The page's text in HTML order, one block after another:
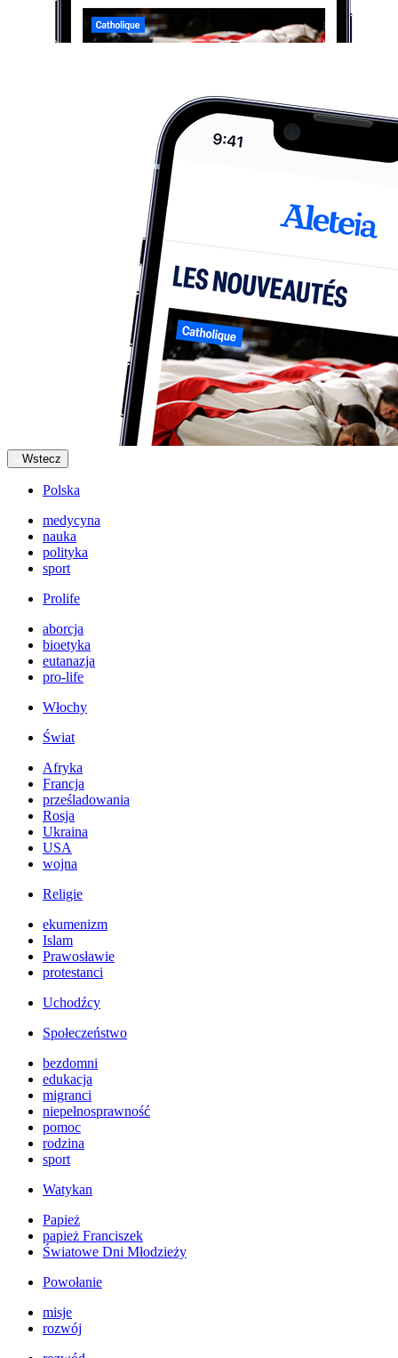
Wstecz
Polska
medycyna
nauka
polityka
sport
Prolife
aborcja
bioetyka
eutanazja
pro-life
Włochy
Świat
Afryka
Francja
prześladowania
Rosja
Ukraina
USA
wojna
Religie
ekumenizm
Islam
Prawosławie
protestanci
Uchodźcy
Społeczeństwo
bezdomni
edukacja
migranci
niepełnosprawność
pomoc
rodzina
sport
Watykan
Papież
papież Franciszek
Światowe Dni Młodzieży
Powołanie
misje
rozwój